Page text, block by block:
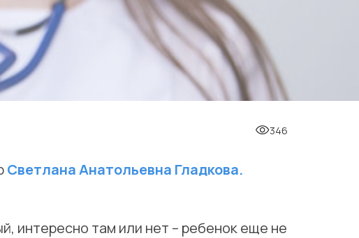
346
Светлана Анатольевна Гладкова.
интересно там или нет – ребенок еще не